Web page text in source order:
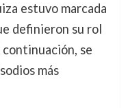
estuvo marcada
definieron su rol
se
más